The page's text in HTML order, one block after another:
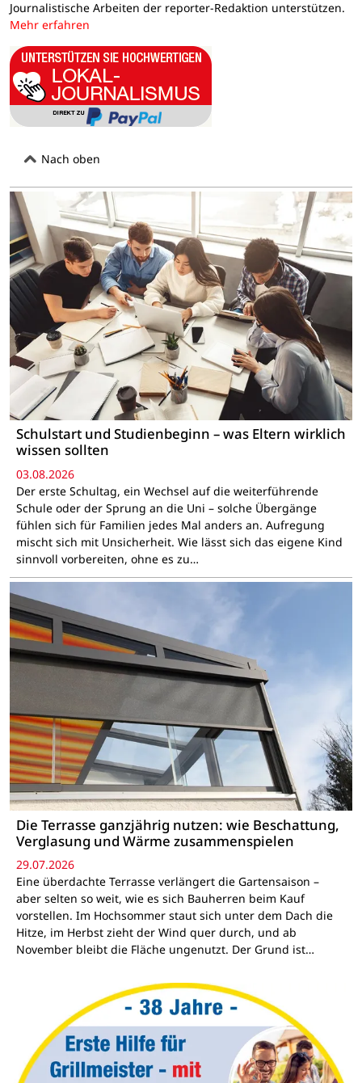
Journalistische Arbeiten der reporter-Redaktion unterstützen.
Mehr erfahren
Nach oben
Schulstart und Studienbeginn – was Eltern wirklich
wissen sollten
03.08.2026
Der erste Schultag, ein Wechsel auf die weiterführende
Schule oder der Sprung an die Uni – solche Übergänge
fühlen sich für Familien jedes Mal anders an. Aufregung
mischt sich mit Unsicherheit. Wie lässt sich das eigene Kind
sinnvoll vorbereiten, ohne es zu…
Die Terrasse ganzjährig nutzen: wie Beschattung,
Verglasung und Wärme zusammenspielen
29.07.2026
Eine überdachte Terrasse verlängert die Gartensaison –
aber selten so weit, wie es sich Bauherren beim Kauf
vorstellen. Im Hochsommer staut sich unter dem Dach die
Hitze, im Herbst zieht der Wind quer durch, und ab
November bleibt die Fläche ungenutzt. Der Grund ist…